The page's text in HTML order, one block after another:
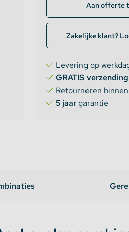
Aan offerte
Zakelijke klant?
Levering op
GRATIS verzending
Retourneren binnen
5 jaargarantie